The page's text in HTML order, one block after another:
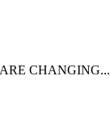
CHANGING...